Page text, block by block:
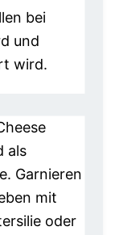
bei
und
wird.
als
Garnieren
mit
oder